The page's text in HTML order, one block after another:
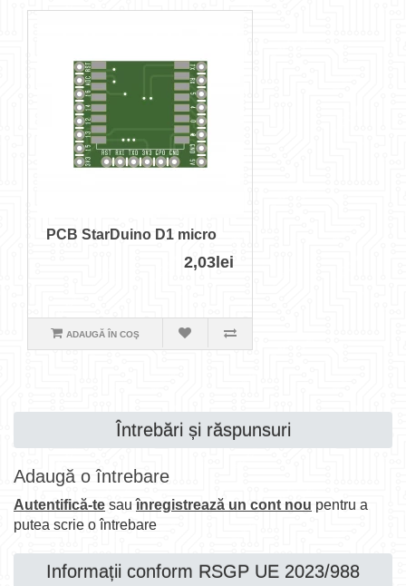
PCB StarDuino D1 micro
2,03lei
ADAUGĂ ÎN COŞ
Întrebări și răspunsuri
Adaugă o întrebare
Autentifică-te sauînregistrează un cont nou pentru a
putea scrie o întrebare
Informații conform RSGP UE 2023/988